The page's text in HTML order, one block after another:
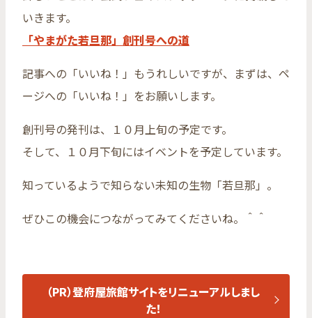
いきます。
「やまがた若旦那」創刊号への道
記事への「いいね！」もうれしいですが、まずは、ペ
ージへの「いいね！」をお願いします。
創刊号の発刊は、１０月上旬の予定です。
そして、１０月下旬にはイベントを予定しています。
知っているようで知らない未知の生物「若旦那」。
ぜひこの機会につながってみてくださいね。＾＾
（PR）登府屋旅館サイトをリニューアルしまし
た！